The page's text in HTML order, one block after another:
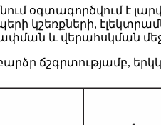
օգտագործվում է
կշեռքների,
և վերահսկման
ճշգրտությամբ,